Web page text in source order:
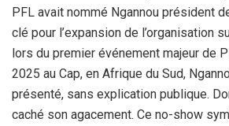
PFL avait nommé Ngannou président
clé pour l’expansion de l’organisation
lors du premier événement majeur de
2025 au Cap, en Afrique du Sud,
présenté, sans explication publique.
caché son agacement. Ce no-show